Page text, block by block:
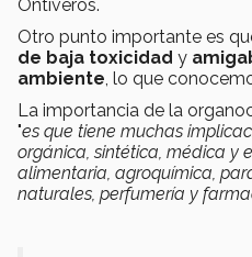
Ontiveros.
Otro punto importante es
de baja toxicidad y
ambiente, lo que
La importancia de la
"es que tiene muchas
orgánica, sintética, médica y
alimentaria, agroquímica,
naturales, perfumería y